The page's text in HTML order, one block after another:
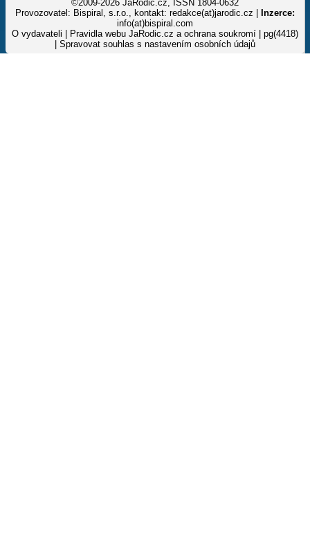
©2009-2026 JaRodic.cz, ISSN 1804-0632
Provozovatel: Bispiral, s.r.o., kontakt: redakce(at)jarodic.cz |
Inzerce:
info(at)bispiral.com
O vydavateli
Pravidla webu JaRodic.cz a ochrana soukromí | pg(4418)
Spravovat souhlas s nastavením osobních údajů